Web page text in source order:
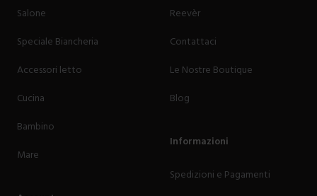
Salone
Speciale Biancheria
Accessori letto
Cucina
Bambino
Mare
Reevèr
Contattaci
Le Nostre Boutique
Blog
Informazioni
Spedizioni e Pagamenti